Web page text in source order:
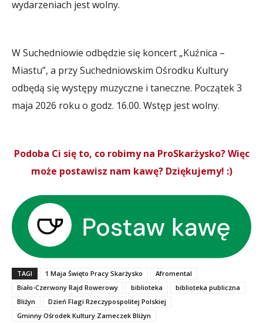
wydarzeniach jest wolny.
W Suchedniowie odbędzie się koncert „Kuźnica –
Miastu”, a przy Suchedniowskim Ośrodku Kultury
odbędą się występy muzyczne i taneczne. Początek 3
maja 2026 roku o godz. 16.00. Wstęp jest wolny.
Podoba Ci się to, co robimy na ProSkarżysko? Więc
może postawisz nam kawę? Dziękujemy! :)
TAGI 1 Maja Święto Pracy Skarżysko
Afromental
Biało-Czerwony Rajd Rowerowy
biblioteka
biblioteka publiczna
Bliżyn
Dzień Flagi Rzeczypospolitej Polskiej
Gminny Ośrodek Kultury Zameczek Bliżyn